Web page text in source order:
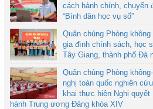
cách hành chính, chuyển
“Bình dân học vụ số”
Quân chủng Phòng
gia đình chính sách, học
Tây Giang, thành phố Đà
Quân chủng Phòng
nghị toàn quốc nghiên
khai thực hiện Nghị
hành Trung ương Đảng khóa XIV